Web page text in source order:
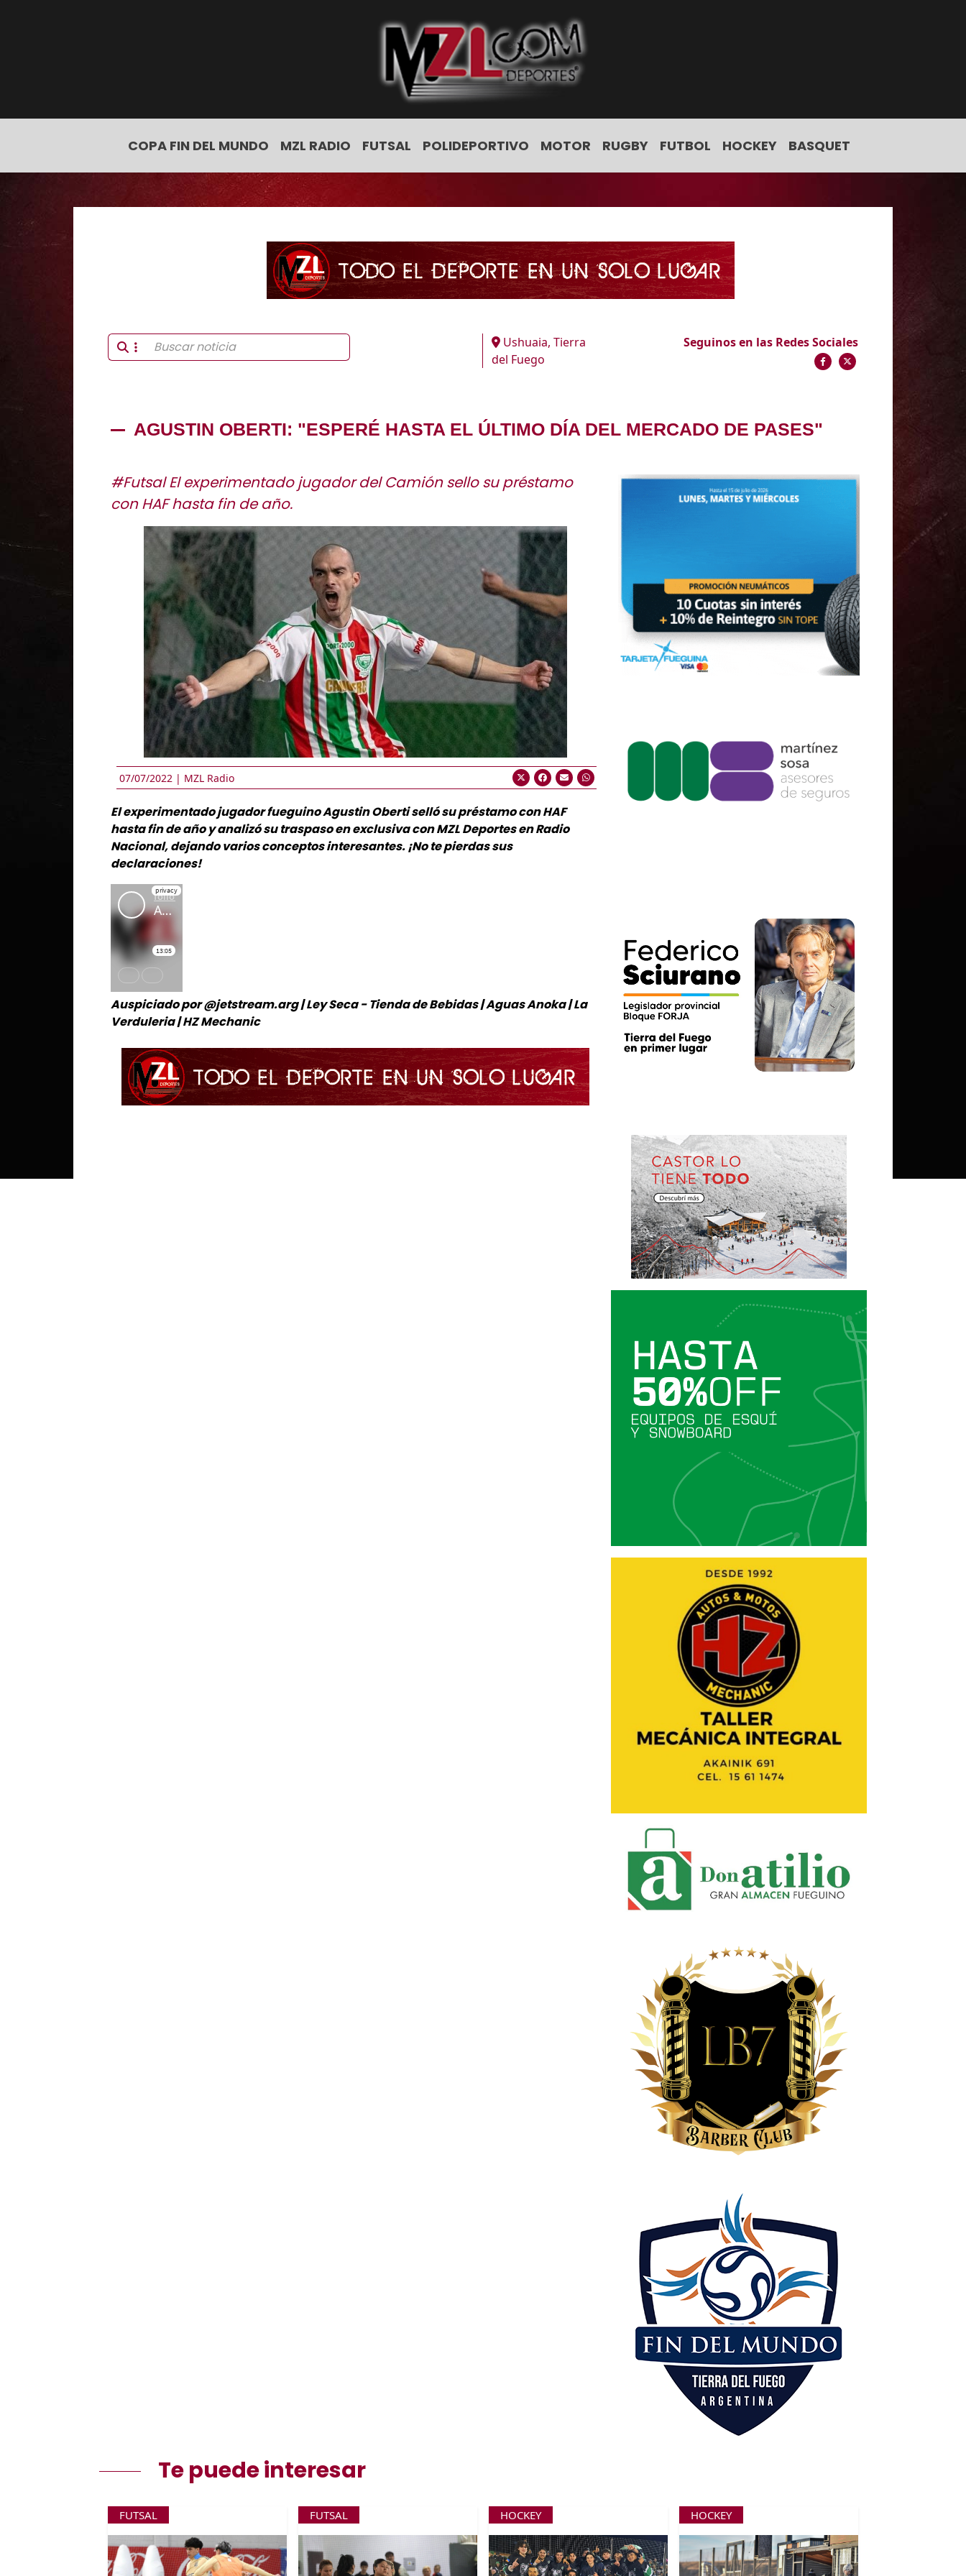
COPA FIN DEL MUNDO MZL RADIO FUTSAL POLIDEPORTIVO MOTOR RUGBY FUTBOL HOCKEY BASQUET
Ushuaia, Tierra
del Fuego
Seguinos en las Redes Sociales
AGUSTIN OBERTI: "ESPERÉ HASTA EL ÚLTIMO DÍA DEL MERCADO DE PASES"
#Futsal El experimentado jugador del Camión sello su préstamo
con HAF hasta fin de año.
07/07/2022 | MZL Radio
El experimentado jugador fueguino Agustin Oberti selló su préstamo con HAF
hasta fin de año y analizó su traspaso en exclusiva con MZL Deportes en Radio
Nacional, dejando varios conceptos interesantes. ¡No te pierdas sus
declaraciones!
Auspiciado por @jetstream.arg | Ley Seca - Tienda de Bebidas | Aguas Anoka | La
Verduleria | HZ Mechanic
Te puede interesar
FUTSAL FUTSAL HOCKEY HOCKEY